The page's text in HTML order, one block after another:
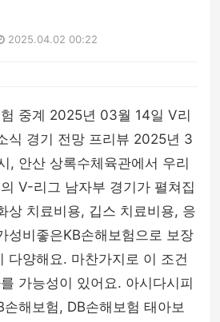
2025.04.02 00:22
중계 2025년 03월 14일 V리
식 경기 전망 프리뷰 2025년 3
, 안산 상록수체육관에서 우리
V-리그 남자부 경기가 펼쳐집
상 치료비용, 깁스 치료비용, 응
성비좋은KB손해보험으로 보장
다양해요. 마찬가지로 이 조건
가능성이 있어요. 아시다시피
해보험, DB손해보험 태아보